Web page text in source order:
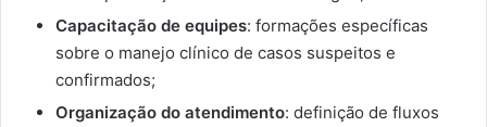
Capacitação de equipes: formações específicas
sobre o manejo clínico de casos suspeitos e
confirmados;
Organização do atendimento: definição de fluxos